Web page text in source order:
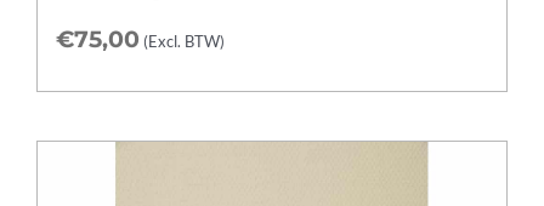
€75,00 (Excl. BTW)